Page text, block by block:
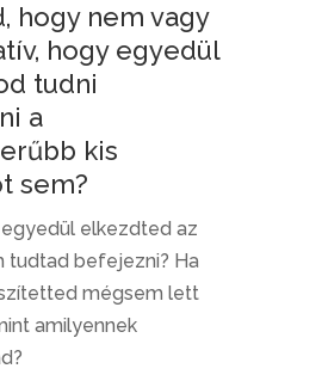
hogy nem vagy
hogy egyedül
tudni
a
kis
sem?
elkezdted az
tudtad befejezni? Ha
mégsem lett
amilyennek